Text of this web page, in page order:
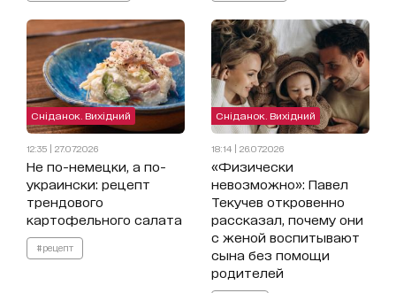
Сніданок. Вихідний
12:35 | 27.07.2026
Не по-немецки, а по-
украински: рецепт
трендового
картофельного салата
#рецепт
Сніданок. Вихідний
18:14 | 26.07.2026
«Физически
невозможно»: Павел
Текучев откровенно
рассказал, почему они
с женой воспитывают
сына без помощи
родителей